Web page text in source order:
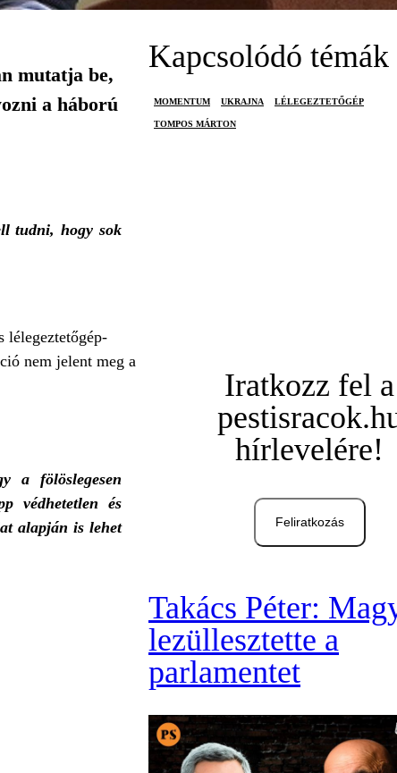
mutatja be,
a háború
tudni, hogy sok
lélegeztetőgép-
nem jelent meg a
a fölöslegesen
védhetetlen és
alapján is lehet
Kapcsolódó témák
MOMENTUM UKRAJNA LÉLEGEZTETŐGÉP
TOMPOS MÁRTON
Iratkozz fel a
hírlevelére!
Feliratkozás
Takács Péter:
lezüllesztette a
parlamentet